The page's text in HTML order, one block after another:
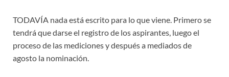
TODAVÍA nada está escrito para lo que viene. Primero se
tendrá que darse el registro de los aspirantes, luego el
proceso de las mediciones y después a mediados de
agosto la nominación.